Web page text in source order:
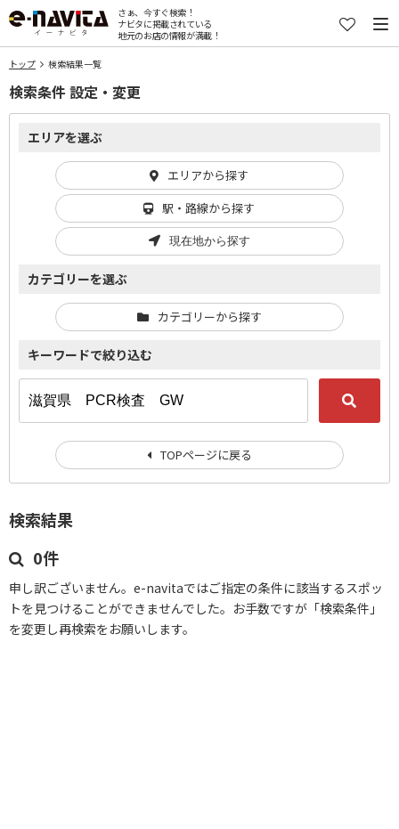
さぁ、今すぐ検索！
ナビタに掲載されている
地元のお店の情報が満載！
トップ 検索結果一覧
検索結果
0件
申し訳ございません。e-navitaではご指定の条件に該当するスポッ
トを見つけることができませんでした。お手数ですが「検索条件」
を変更し再検索をお願いします。
検索条件 設定・変更
エリアを選ぶ
エリアから探す
駅・路線から探す
現在地から探す
カテゴリーを選ぶ
カテゴリーから探す
キーワードで絞り込む
TOPページに戻る